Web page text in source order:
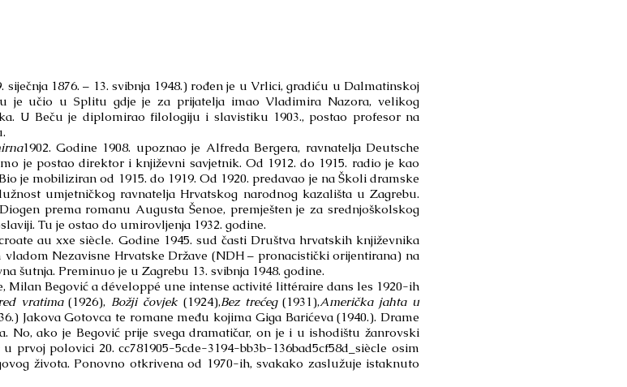
siječnja 1876. – 13. svibnja 1948.) rođen je u Vrlici, gradiću u Dalmatinskoj
je učio u Splitu gdje je za prijatelja imao Vladimira Nazora, velikog
U Beču je diplomirao filologiju i slavistiku 1903., postao profesor na
1902. Godine 1908. upoznao je Alfreda Bergera, ravnatelja Deutsche
je postao direktor i književni savjetnik. Od 1912. do 1915. radio je kao
je mobiliziran od 1915. do 1919. Od 1920. predavao je na Školi dramske
umjetničkog ravnatelja Hrvatskog narodnog kazališta u Zagrebu.
prema romanu Augusta Šenoe, premješten je za srednjoškolskog
Tu je ostao do umirovljenja 1932. godine.
au xxe siècle. Godine 1945. sud časti Društva hrvatskih književnika
Nezavisne Hrvatske Države (NDH – pronacistički orijentirana) na
šutnja. Preminuo je u Zagrebu 13. svibnja 1948. godine.
Begović a développé une intense activité littéraire dans les 1920-ih
vratima(1926), Božji čovjek(1924),Bez trećeg(1931),Američka jahta u
Jakova Gotovca te romane među kojima Giga Barićeva (1940.). Drame
No, ako je Begović prije svega dramatičar, on je i u ishodištu žanrovski
polovici 20. cc781905-5cde-3194-bb3b-136bad5cf58d_siècle osim
života. Ponovno otkrivena od 1970-ih, svakako zaslužuje istaknuto